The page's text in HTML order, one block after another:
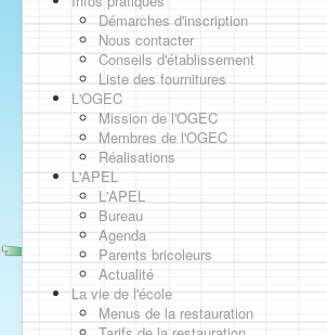
Démarches d'inscription
Nous contacter
Conseils d'établissement
Liste des fournitures
L'OGEC
Mission de l'OGEC
Membres de l'OGEC
Réalisations
L'APEL
L'APEL
Bureau
Agenda
Parents bricoleurs
Actualité
La vie de l'école
Menus de la restauration